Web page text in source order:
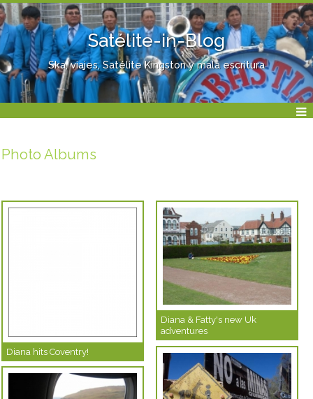
Satélite-in-Blog
Ska, viajes, Satélite Kingston y mala escritura
Photo Albums
Diana hits Coventry!
Diana & Fatty's new Uk
adventures